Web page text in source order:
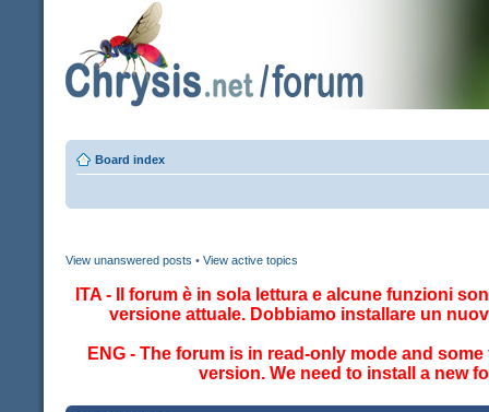
Board index
View unanswered posts • View active topics
ITA - Il forum è in sola lettura e alcune funzioni
versione attuale. Dobbiamo installare un
ENG - The forum is in read-only mode and
version. We need to install a new